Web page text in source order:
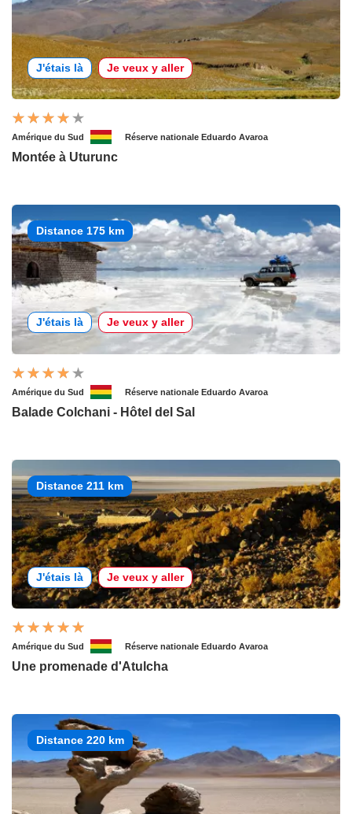
J'étais là Je veux y aller
Amérique du Sud Réserve nationale Eduardo Avaroa
Montée à Uturunc
Distance 175 km
J'étais là Je veux y aller
Amérique du Sud Réserve nationale Eduardo Avaroa
Balade Colchani - Hôtel del Sal
Distance 211 km
J'étais là Je veux y aller
Amérique du Sud Réserve nationale Eduardo Avaroa
Une promenade d'Atulcha
Distance 220 km